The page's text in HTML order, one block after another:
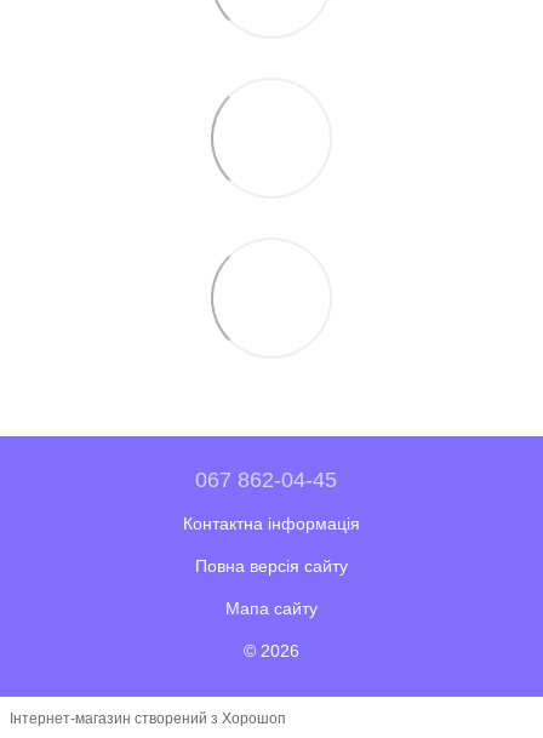
067 862-04-45
Контактна інформація
Повна версія сайту
Мапа сайту
© 2026
Інтернет-магазин створений з Хорошоп